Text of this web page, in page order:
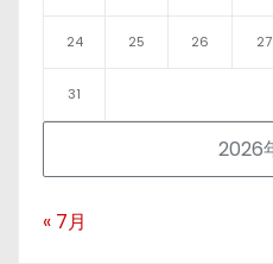
2026
24 25 26 27
31
« 7月